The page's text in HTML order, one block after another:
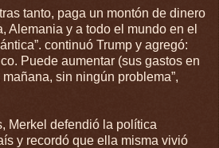
tanto, paga un montón de dinero
Alemania y a todo el mundo en el
continuó Trump y agregó:
Puede aumentar (sus gastos en
sin ningún problema”,
Merkel defendió la política
y recordó que ella misma vivió